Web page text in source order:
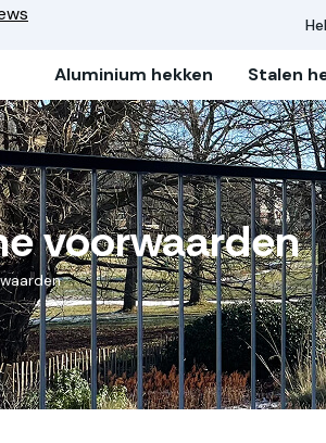
Aluminium hekken Stalen
voorwaarden